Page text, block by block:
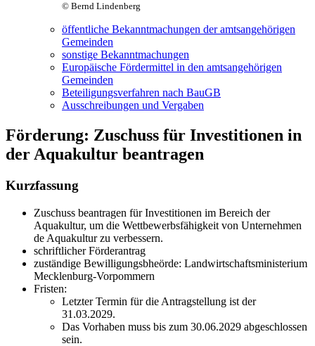
© Bernd Lindenberg
öffentliche Bekanntmachungen der amtsangehörigen
Gemeinden
sonstige Bekanntmachungen
Europäische Fördermittel in den amtsangehörigen
Gemeinden
Beteiligungsverfahren nach BauGB
Ausschreibungen und Vergaben
Förderung: Zuschuss für Investitionen in
der Aquakultur beantragen
Kurzfassung
Zuschuss beantragen für Investitionen im Bereich der
Aquakultur, um die Wettbewerbsfähigkeit von Unternehmen
de Aquakultur zu verbessern.
schriftlicher Förderantrag
zuständige Bewilligungsbheörde: Landwirtschaftsministerium
Mecklenburg-Vorpommern
Fristen:
Letzter Termin für die Antragstellung ist der
31.03.2029.
Das Vorhaben muss bis zum 30.06.2029 abgeschlossen
sein.